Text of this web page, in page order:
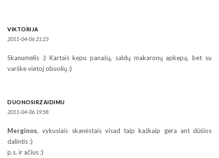
VIKTORIJA
2011-04-06 21:23
Skanumėlis :) Kartais kepu panašų, saldų makaronų apkepą, bet su
varške vietoj obuolių :)
DUONOSIRZAIDIMU
2011-04-06 19:58
Merginos, vykusiais skanėstais visad taip kažkaip gera ant dūšios
dalintis :)
p.s. ir ačius :)